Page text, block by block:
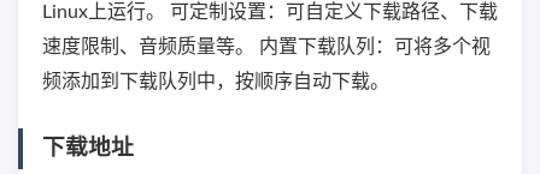
Linux上运行。 可定制设置：可自定义下载路径、下载
速度限制、音频质量等。 内置下载队列：可将多个视
频添加到下载队列中，按顺序自动下载。
下载地址